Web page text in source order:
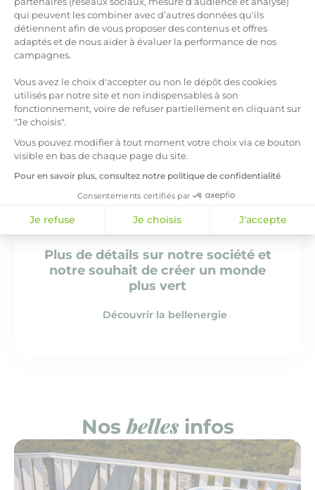
qui peuvent les combiner avec d’autres données qu'ils
détiennent afin de vous proposer des contenus et offres
adaptés et de nous aider à évaluer la performance de nos
campagnes.
Vous avez le choix d'accepter ou non le dépôt des cookies
utilisés par notre site et non indispensables à son
fonctionnement, voire de refuser partiellement en cliquant sur
"Je choisis".
Vous pouvez modifier à tout moment votre choix via ce bouton
visible en bas de chaque page du site.
Pour en savoir plus, consultez notre politique de confidentialité
Consentements certifiés par
Je refuse Je choisis J'accepte
Axeptio consent
Découvrezla bellenergie
Notre belle offre adaptée
à tous vos besoins.
Oui, tous.
Voir l'offre d'électricité verte
Plus de détails sur notre société et
notre souhait de créer un monde
plus vert
Découvrir la bellenergie
Nosbellesinfos